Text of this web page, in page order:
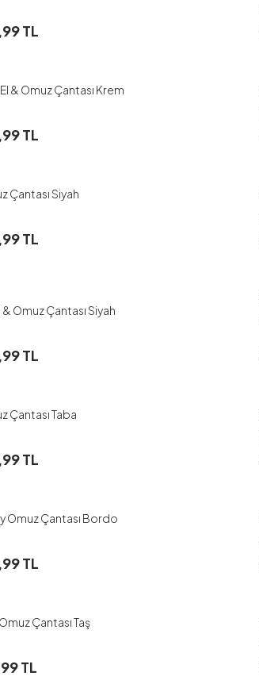
TL
& Omuz Çantası Krem
TL
Çantası Siyah
TL
Omuz Çantası Siyah
TL
Çantası Taba
TL
Omuz Çantası Bordo
TL
Çantası Taş
TL